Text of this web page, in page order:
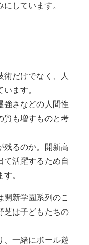
しています。
術だけでなく、人
ます。
強さなどの人間性
質も増すものと考
残るのか。開新高
て活躍するため自
。
開新学園系列のこ
芝は子どもたちの
、一緒にボール遊